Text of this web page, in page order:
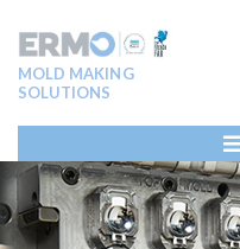
MOLD MAKING
SOLUTIONS